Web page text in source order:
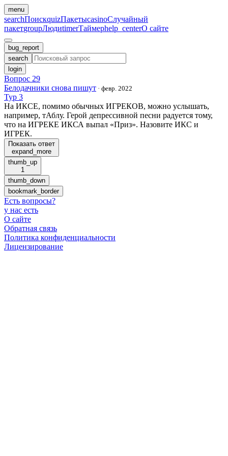
menu
searchПоискquizПакетыcasinoСлучайный
пакетgroupЛюдиtimerТаймерhelp_centerО сайте
bug_report
search
login
Вопрос 29
Белодачники снова пишут · февр. 2022
Тур 3
На ИКСЕ, помимо обычных ИГРЕКОВ, можно услышать,
например, тАблу. Герой депрессивной песни радуется тому,
что на ИГРЕКЕ ИКСА выпал «Приз». Назовите ИКС и
ИГРЕК.
Показать ответ
expand_more
thumb_up
1
thumb_down
bookmark_border
Есть вопросы?
у нас есть
О сайте
Обратная связь
Политика конфиденциальности
Лицензирование